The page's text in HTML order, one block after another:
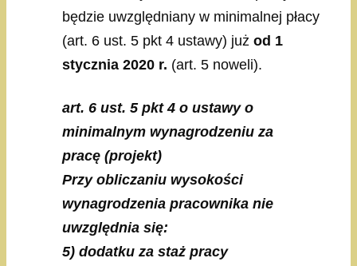
będzie uwzględniany w minimalnej płacy
(art. 6 ust. 5 pkt 4 ustawy) już od 1
stycznia 2020 r. (art. 5 noweli).
art. 6 ust. 5 pkt 4 o ustawy o
minimalnym wynagrodzeniu za
pracę (projekt)
Przy obliczaniu wysokości
wynagrodzenia pracownika nie
uwzględnia się:
5) dodatku za staż pracy